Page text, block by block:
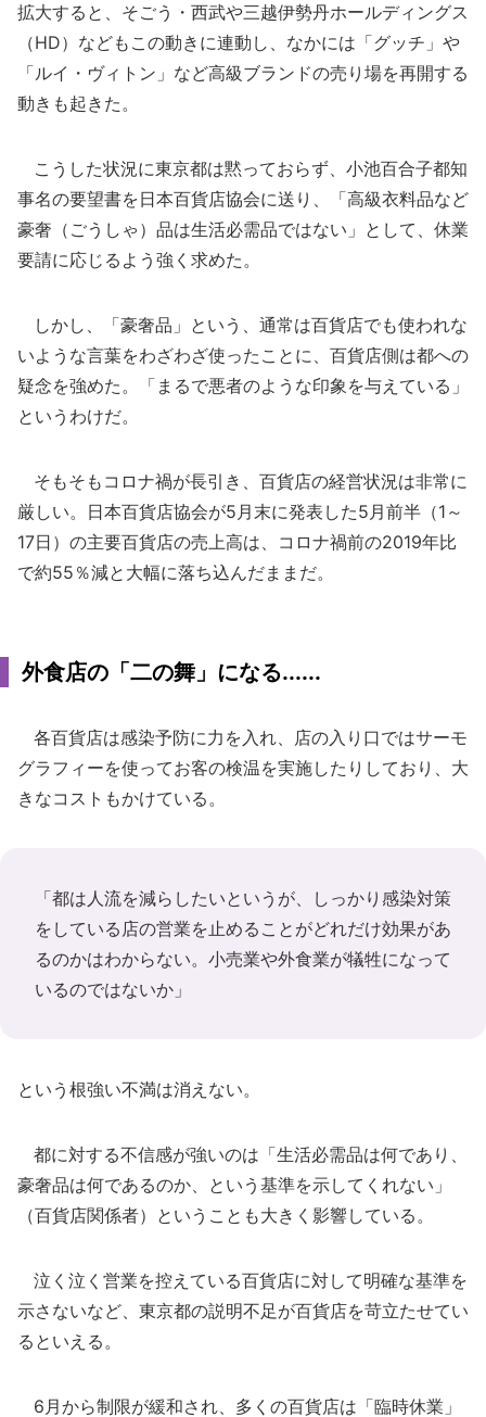
拡大すると、そごう・西武や三越伊勢丹ホールディングス
（HD）などもこの動きに連動し、なかには「グッチ」や
「ルイ・ヴィトン」など高級ブランドの売り場を再開する
動きも起きた。
こうした状況に東京都は黙っておらず、小池百合子都知
事名の要望書を日本百貨店協会に送り、「高級衣料品など
豪奢（ごうしゃ）品は生活必需品ではない」として、休業
要請に応じるよう強く求めた。
しかし、「豪奢品」という、通常は百貨店でも使われな
いような言葉をわざわざ使ったことに、百貨店側は都への
疑念を強めた。「まるで悪者のような印象を与えている」
というわけだ。
そもそもコロナ禍が長引き、百貨店の経営状況は非常に
厳しい。日本百貨店協会が5月末に発表した5月前半（1～
17日）の主要百貨店の売上高は、コロナ禍前の2019年比
で約55％減と大幅に落ち込んだままだ。
外食店の「二の舞」になる......
各百貨店は感染予防に力を入れ、店の入り口ではサーモ
グラフィーを使ってお客の検温を実施したりしており、大
きなコストもかけている。
「都は人流を減らしたいというが、しっかり感染対策
をしている店の営業を止めることがどれだけ効果があ
るのかはわからない。小売業や外食業が犠牲になって
いるのではないか」
という根強い不満は消えない。
都に対する不信感が強いのは「生活必需品は何であり、
豪奢品は何であるのか、という基準を示してくれない」
（百貨店関係者）ということも大きく影響している。
泣く泣く営業を控えている百貨店に対して明確な基準を
示さないなど、東京都の説明不足が百貨店を苛立たせてい
るといえる。
6月から制限が緩和され、多くの百貨店は「臨時休業」